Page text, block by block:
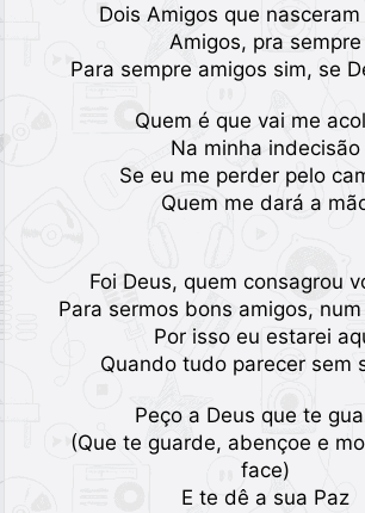
Dois Amigos que
Amigos, pra sempre
Para sempre amigos sim, se
Quem é que vai me
Na minha indecisão
Se eu me perder pelo
Quem me dará a
Foi Deus, quem consagrou
Para sermos bons amigos,
Por isso eu estarei
Quando tudo parecer sem
Peço a Deus que te
(Que te guarde, abençoe e
face)
E te dê a sua Paz